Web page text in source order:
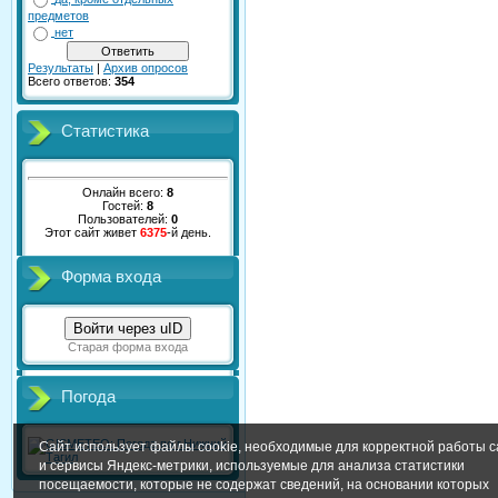
предметов
нет
Результаты | Архив опросов
Всего ответов: 354
Статистика
Онлайн всего: 8
Гостей: 8
Пользователей: 0
Этот сайт живет 6375-й день.
Форма входа
Войти через uID
Старая форма входа
Погода
Сайт использует файлы cookie, необходимые для корректной работы
и сервисы Яндекс-метрики, используемые для анализа статистики
посещаемости, которые не содержат сведений, на основании которых